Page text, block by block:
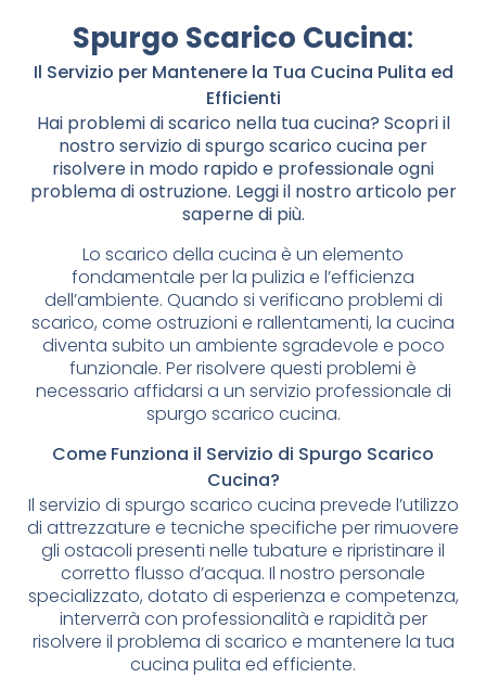
Spurgo Scarico Cucina:
Il Servizio per Mantenere la Tua Cucina Pulita ed
Efficienti
Hai problemi di scarico nella tua cucina? Scopri il
nostro servizio di spurgo scarico cucina per
risolvere in modo rapido e professionale ogni
problema di ostruzione. Leggi il nostro articolo per
saperne di più.
Lo scarico della cucina è un elemento
fondamentale per la pulizia e l’efficienza
dell’ambiente. Quando si verificano problemi di
scarico, come ostruzioni e rallentamenti, la cucina
diventa subito un ambiente sgradevole e poco
funzionale. Per risolvere questi problemi è
necessario affidarsi a un servizio professionale di
spurgo scarico cucina.
Come Funziona il Servizio di Spurgo Scarico
Cucina?
Il servizio di spurgo scarico cucina prevede l’utilizzo
di attrezzature e tecniche specifiche per rimuovere
gli ostacoli presenti nelle tubature e ripristinare il
corretto flusso d’acqua. Il nostro personale
specializzato, dotato di esperienza e competenza,
interverrà con professionalità e rapidità per
risolvere il problema di scarico e mantenere la tua
cucina pulita ed efficiente.